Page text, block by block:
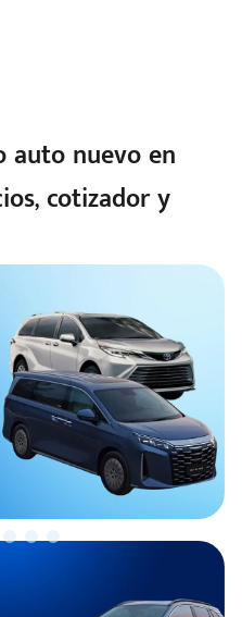
auto nuevo en
cotizador y